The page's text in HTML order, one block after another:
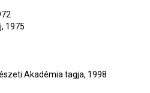
1975
Akadémia tagja, 1998